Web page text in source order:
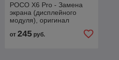
POCO X6 Pro - Замена
экрана (дисплейного
модуля), оригинал
от 245 руб.